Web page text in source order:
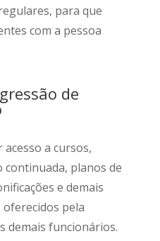
para que
com a pessoa
de
a cursos,
continuada, planos de
e demais
pela
demais funcionários.